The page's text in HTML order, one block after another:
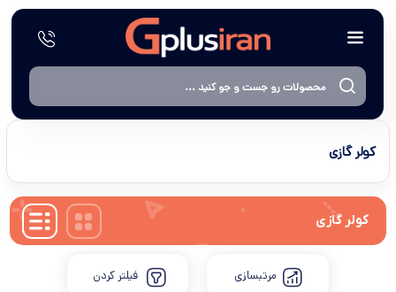
کولر گازی
کولر گازی
مرتبسازی فیلتر کردن